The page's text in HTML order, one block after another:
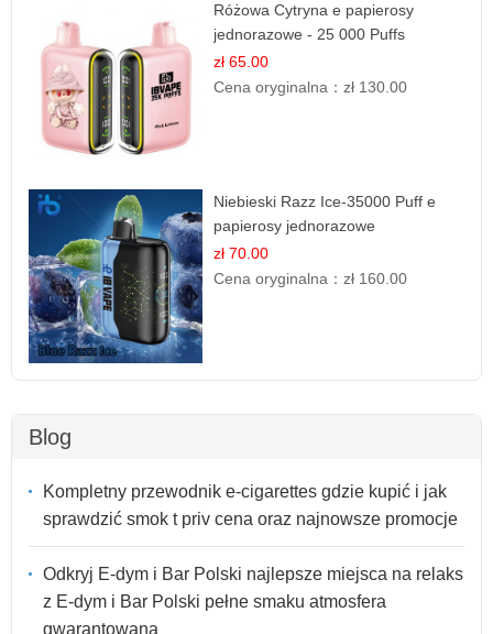
Różowa Cytryna e papierosy
jednorazowe - 25 000 Puffs
zł 65.00
Cena oryginalna：zł 130.00
Niebieski Razz Ice-35000 Puff e
papierosy jednorazowe
zł 70.00
Cena oryginalna：zł 160.00
Blog
Kompletny przewodnik e-cigarettes gdzie kupić i jak
sprawdzić smok t priv cena oraz najnowsze promocje
Odkryj E-dym i Bar Polski najlepsze miejsca na relaks
z E-dym i Bar Polski pełne smaku atmosfera
gwarantowana